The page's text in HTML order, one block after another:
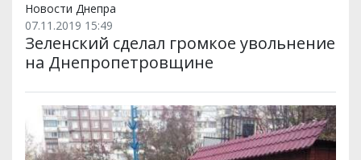
Новости Днепра
07.11.2019 15:49
Зеленский сделал громкое увольнение
на Днепропетровщине